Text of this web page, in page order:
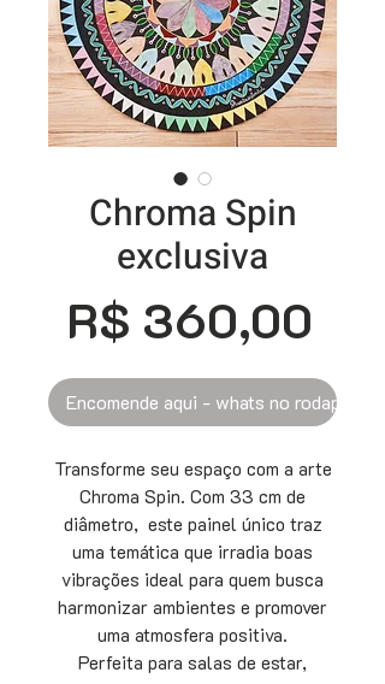
Chroma Spin
exclusiva
R$ 360,00
Encomende aqui - whats no rodapé
Transforme seu espaço com a arte
Chroma Spin. Com 33 cm de
diâmetro, este painel único traz
uma temática que irradia boas
vibrações ideal para quem busca
harmonizar ambientes e promover
uma atmosfera positiva.
Perfeita para salas de estar,